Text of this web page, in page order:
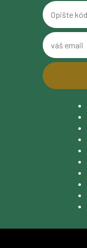
Opište
kód
váš
email